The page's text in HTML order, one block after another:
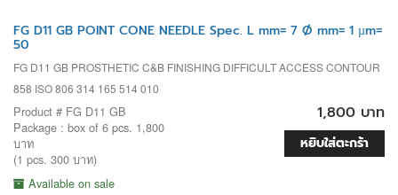
FG D11 GB POINT CONE NEEDLE Spec. L mm= 7 Ø mm= 1 µm=
50
FG D11 GB PROSTHETIC C&B FINISHING DIFFICULT ACCESS CONTOUR
858 ISO 806 314 165 514 010
Product # FG D11 GB
Package : box of 6 pcs. 1,800
บาท
(1 pcs. 300 บาท)
Available on sale
1,800 บาท
หยิบใส่ตะกร้า